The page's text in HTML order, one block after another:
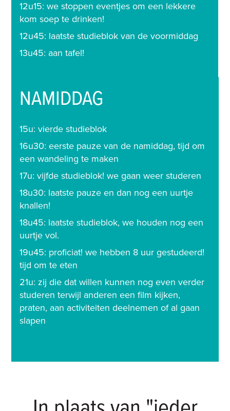
12u15: we stoppen eventjes om een lekkere
kom soep te drinken!
12u45: laatste studieblok van de voormiddag
13u45: aan tafel!
NAMIDDAG
15u: vierde studieblok
16u30: eerste pauze van de namiddag, tijd om
een wandeling te maken
17u: vijfde studieblok! we gaan weer studeren
18u30: laatste pauze en dan nog een uurtje
knallen!
18u45: laatste studieblok, we houden nog een
uurtje vol.
19u45: proficiat! we hebben 8 uur gestudeerd!
tijd om te eten
21u: zij die dat willen kunnen nog even verder
studeren terwijl anderen een film kijken,
praten, aan activiteiten deelnemen of al gaan
slapen